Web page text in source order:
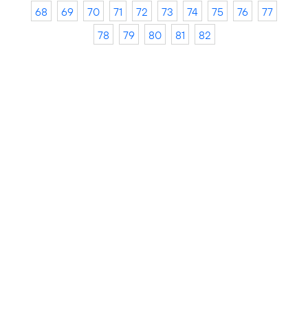
68
69 70 71 72 73 74 75 76
77
78
79 80 81 82